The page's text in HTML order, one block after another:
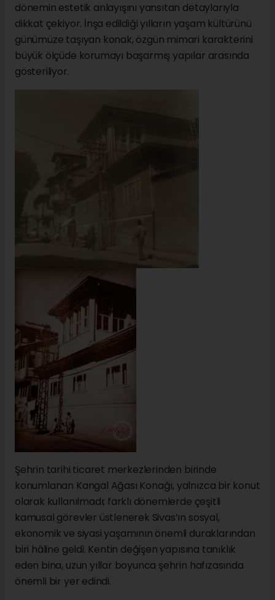
dönemin estetik anlayışını yansıtan detaylarıyla
dikkat çekiyor. İnşa edildiği yılların yaşam kültürünü
günümüze taşıyan konak, özgün mimari karakterini
büyük ölçüde korumayı başarmış yapılar arasında
gösteriliyor.
Şehrin tarihi ticaret merkezlerinden birinde
konumlanan Kangal Ağası Konağı, yalnızca bir konut
olarak kullanılmadı; farklı dönemlerde çeşitli
kamusal görevler üstlenerek Sivas’ın sosyal,
ekonomik ve siyasi yaşamının önemli duraklarından
biri hâline geldi. Kentin değişen yapısına tanıklık
eden bina, uzun yıllar boyunca şehrin hafızasında
önemli bir yer edindi.